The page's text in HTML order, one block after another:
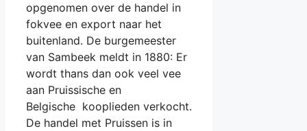
opgenomen over de handel in
fokvee en export naar het
buitenland. De burgemeester
van Sambeek meldt in 1880: Er
wordt thans dan ook veel vee
aan Pruissische en
Belgische kooplieden verkocht.
De handel met Pruissen is in